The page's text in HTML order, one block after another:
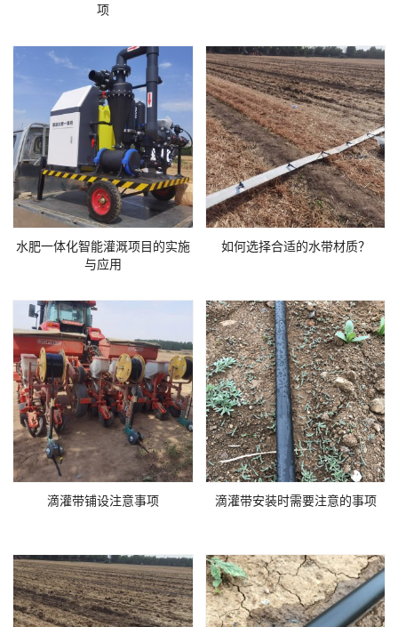
项
水肥一体化智能灌溉项目的实施
与应用
如何选择合适的水带材质？
滴灌带铺设注意事项 滴灌带安装时需要注意的事项